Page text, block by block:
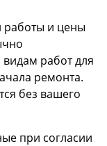
работы и цены
работ для
ремонта.
без вашего
при согласии